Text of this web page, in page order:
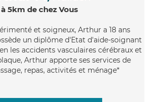
à 5km de chez Vous
et soigneux, Arthur a 18 ans
un diplôme d'Etat d'aide-soignant
les accidents vasculaires cérébraux et
Arthur apporte ses services de
repas, activités et ménage*